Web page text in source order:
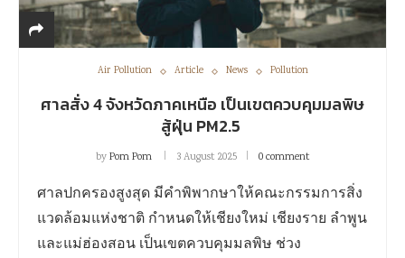
Air Pollution Article News Pollution
ศาลสั่ง 4 จังหวัดภาคเหนือ เป็นเขตควบคุมมลพิษ
สู้ฝุ่น PM2.5
byPom Pom 3 August 2025 0 comment
ศาลปกครองสูงสุด มีคำพิพากษาให้คณะกรรมการสิ่ง
แวดล้อมแห่งชาติ กำหนดให้เชียงใหม่ เชียงราย ลำพูน
และแม่ฮ่องสอน เป็นเขตควบคุมมลพิษ ช่วง